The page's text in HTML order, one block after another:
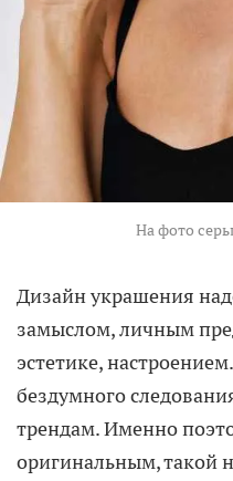
На фото
Дизайн украшения
замыслом, личным
эстетике,
бездумного
трендам. Именно
оригинальным, такой